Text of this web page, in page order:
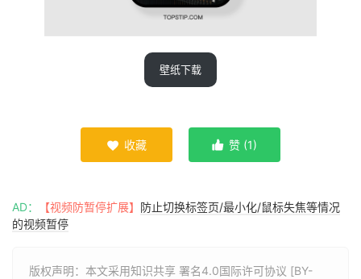
壁纸下载
 收藏  赞 (1)
AD： 【视频防暂停扩展】 防止切换标签页/最小化/鼠标失焦等情况
的视频暂停
版权声明：本文采用知识共享 署名4.0国际许可协议 [BY-